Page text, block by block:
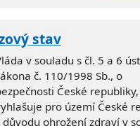
stav
v souladu s čl. 5 a 6
č. 110/1998 Sb., o
České republiky,
pro území České
důvodu ohrožení zdraví v